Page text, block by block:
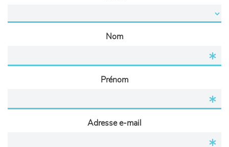
Nom
Prénom
Adresse e-mail